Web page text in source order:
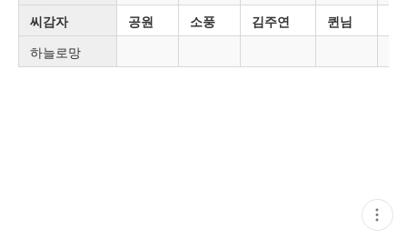
씨감자
공원 소풍 김주연 퀸님
하늘로망
현
재